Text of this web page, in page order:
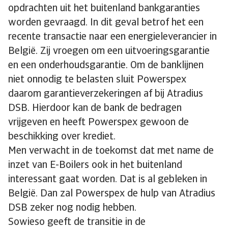
opdrachten uit het buitenland bankgaranties
worden gevraagd. In dit geval betrof het een
recente transactie naar een energieleverancier in
België. Zij vroegen om een uitvoeringsgarantie
en een onderhoudsgarantie. Om de banklijnen
niet onnodig te belasten sluit Powerspex
daarom garantieverzekeringen af bij Atradius
DSB. Hierdoor kan de bank de bedragen
vrijgeven en heeft Powerspex gewoon de
beschikking over krediet.
Men verwacht in de toekomst dat met name de
inzet van E-Boilers ook in het buitenland
interessant gaat worden. Dat is al gebleken in
België. Dan zal Powerspex de hulp van Atradius
DSB zeker nog nodig hebben.
Sowieso geeft de transitie in de